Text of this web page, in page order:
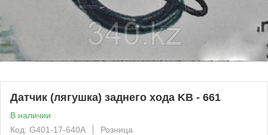
Датчик (лягушка) заднего хода KB - 661
В наличии
Код: G401-17-640A
Розница